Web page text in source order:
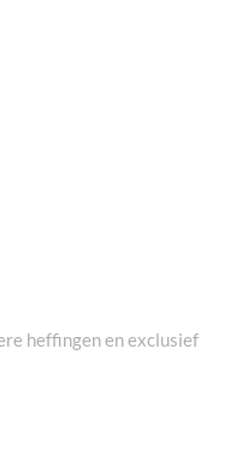
heffingen en exclusief